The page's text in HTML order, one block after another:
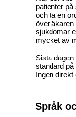
patienter
och ta en
överläkaren
sjukdomar
mycket av
Sista dagen
standard på
Ingen direkt
Språk